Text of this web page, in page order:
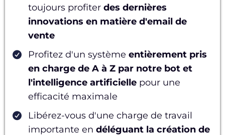
toujours profiter des dernières
innovations en matière d'email de
vente
Profitez d'un système entièrement pris
en charge de A à Z par notre bot et
l'intelligence artificiellepour une
efficacité maximale
Libérez-vous d'une charge de travail
importante en déléguant la création de